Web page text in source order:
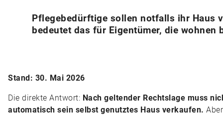
Pflegebedürftige sollen notfalls ihr Haus
bedeutet das für Eigentümer, die wohnen
Stand: 30. Mai 2026
Die direkte Antwort: Nach geltender Rechtslage muss
automatisch sein selbst genutztes Haus verkaufen.